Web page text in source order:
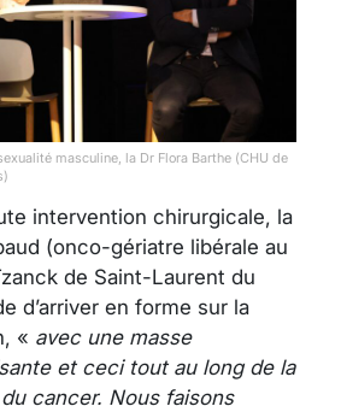
masculine, la Dr Flora Barthe (CHU de
intervention chirurgicale, la
(onco-gériatre libérale au
de Saint-Laurent du
d’arriver en forme sur la
« avec une masse
et ceci tout au long de la
cancer. Nous faisons